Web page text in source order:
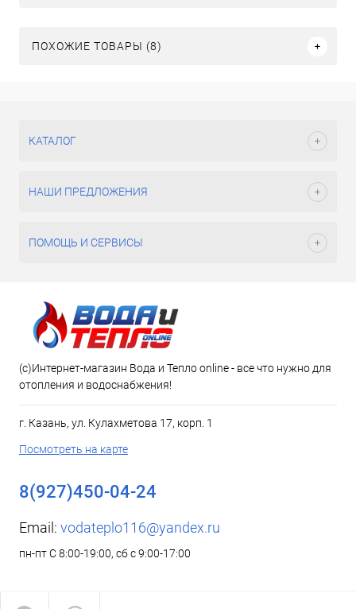
ПОХОЖИЕ ТОВАРЫ (8)
КАТАЛОГ
НАШИ ПРЕДЛОЖЕНИЯ
ПОМОЩЬ И СЕРВИСЫ
(c)Интернет-магазин Вода и Тепло online - все что нужно для
отопления и водоснабжения!
г. Казань, ул. Кулахметова 17, корп. 1
Посмотреть на карте
8(927)450-04-24
Email: vodateplo116@yandex.ru
пн-пт С 8:00-19:00, сб с 9:00-17:00